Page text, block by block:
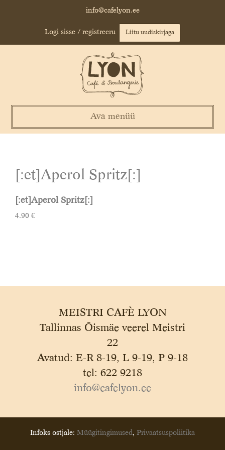
info@cafelyon.ee
Logi sisse / registreeru Liitu uudiskirjaga
Ava menüü
[:et]Aperol Spritz[:]
[:et]Aperol Spritz[:]
4.90 €
MEISTRI CAFÈ LYON
Tallinnas Õismäe veerel Meistri
22
Avatud: E-R 8-19, L 9-19, P 9-18
tel: 622 9218
info@cafelyon.ee
Infoks ostjale: Müügitingimused , Privaatsuspoliitika